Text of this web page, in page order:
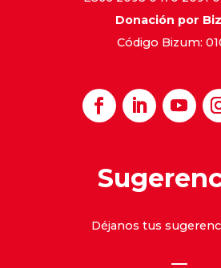
Donación por
Código Bizum:
Déjanos tus